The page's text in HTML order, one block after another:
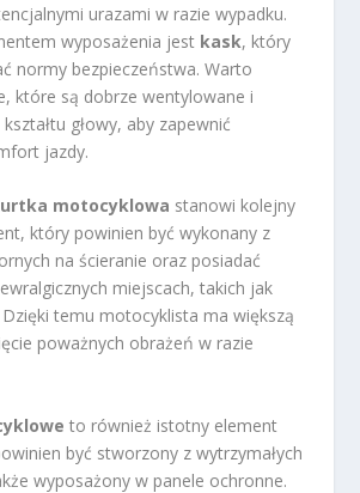
urazami w razie wypadku.
wyposażenia jest kask, który
normy bezpieczeństwa. Warto
które są dobrze wentylowane i
głowy, aby zapewnić
jazdy.
motocyklowa stanowi kolejny
który powinien być wykonany z
na ścieranie oraz posiadać
miejscach, takich jak
Dzięki temu motocyklista ma większą
poważnych obrażeń w razie
to również istotny element
być stworzony z wytrzymałych
wyposażony w panele ochronne.